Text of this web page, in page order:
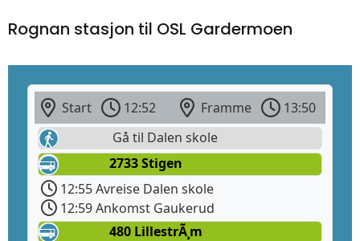
Rognan stasjon til OSL Gardermoen
Start 12:52 Framme
13:50
Gå til Dalen skole
2733 Stigen
12:55 Avreise Dalen skole
12:59 Ankomst Gaukerud
480 LillestrÃ¸m